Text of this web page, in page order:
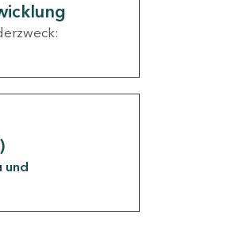
und